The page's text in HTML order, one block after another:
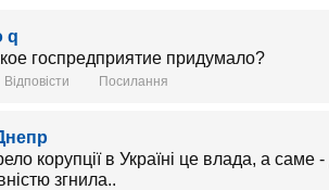
q
госпредприятие придумало?
Відповісти Посилання
корупції в Україні це влада, а
згнила..